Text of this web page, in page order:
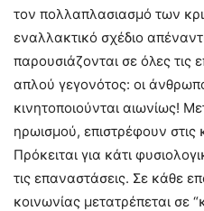
τον πολλαπλασιασμό των
εναλλακτικό σχέδιο
παρουσιάζονται σε όλες τις
απλού γεγονότος: οι
κινητοποιούνται αιωνίως!
ηρωισμού, επιστρέφουν στις
Πρόκειται για κάτι
τις επαναστάσεις. Σε κάθε
κοινωνίας μετατρέπεται σε